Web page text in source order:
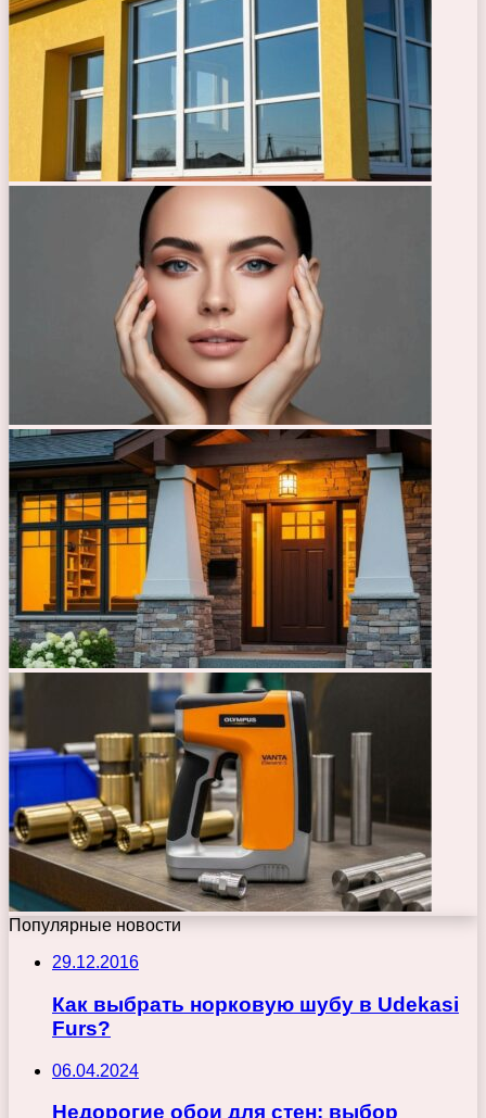
Популярные новости
29.12.2016
Как выбрать норковую шубу в Udekasi
Furs?
06.04.2024
Недорогие обои для стен: выбор